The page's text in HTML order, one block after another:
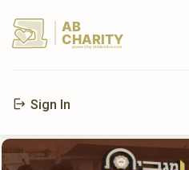
AB
CHARITY
powerd by ahblicklive.com
Sign In